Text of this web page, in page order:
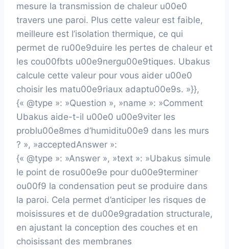
mesure la transmission de chaleur u00e0
travers une paroi. Plus cette valeur est faible,
meilleure est l’isolation thermique, ce qui
permet de ru00e9duire les pertes de chaleur et
les cou00fbts u00e9nergu00e9tiques. Ubakus
calcule cette valeur pour vous aider u00e0
choisir les matu00e9riaux adaptu00e9s. »}},
{« @type »: »Question », »name »: »Comment
Ubakus aide-t-il u00e0 u00e9viter les
problu00e8mes d’humiditu00e9 dans les murs
? », »acceptedAnswer »:
{« @type »: »Answer », »text »: »Ubakus simule
le point de rosu00e9e pour du00e9terminer
ou00f9 la condensation peut se produire dans
la paroi. Cela permet d’anticiper les risques de
moisissures et de du00e9gradation structurale,
en ajustant la conception des couches et en
choisissant des membranes